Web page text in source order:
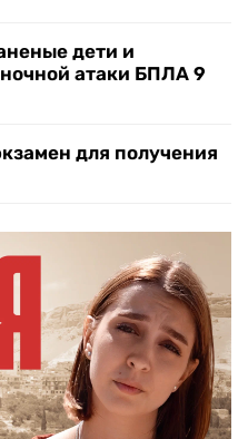
дети и
атаки БПЛА 9
для получения